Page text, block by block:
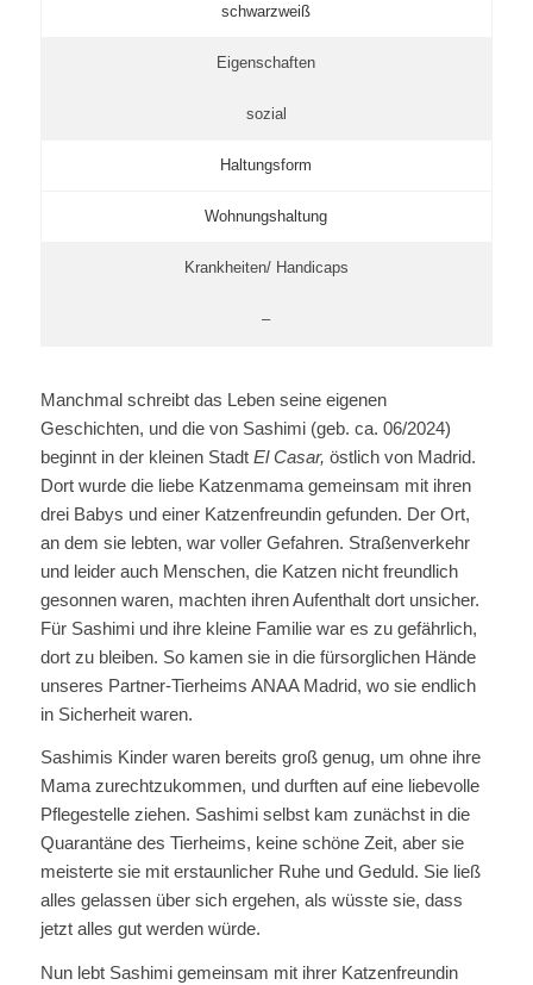
schwarzweiß
Eigenschaften
sozial
Haltungsform
Wohnungshaltung
Krankheiten/ Handicaps
–
Manchmal schreibt das Leben seine eigenen
Geschichten, und die von Sashimi (geb. ca. 06/2024)
beginnt in der kleinen Stadt El Casar, östlich von Madrid.
Dort wurde die liebe Katzenmama gemeinsam mit ihren
drei Babys und einer Katzenfreundin gefunden. Der Ort,
an dem sie lebten, war voller Gefahren. Straßenverkehr
und leider auch Menschen, die Katzen nicht freundlich
gesonnen waren, machten ihren Aufenthalt dort unsicher.
Für Sashimi und ihre kleine Familie war es zu gefährlich,
dort zu bleiben. So kamen sie in die fürsorglichen Hände
unseres Partner-Tierheims ANAA Madrid, wo sie endlich
in Sicherheit waren.
Sashimis Kinder waren bereits groß genug, um ohne ihre
Mama zurechtzukommen, und durften auf eine liebevolle
Pflegestelle ziehen. Sashimi selbst kam zunächst in die
Quarantäne des Tierheims, keine schöne Zeit, aber sie
meisterte sie mit erstaunlicher Ruhe und Geduld. Sie ließ
alles gelassen über sich ergehen, als wüsste sie, dass
jetzt alles gut werden würde.
Nun lebt Sashimi gemeinsam mit ihrer Katzenfreundin